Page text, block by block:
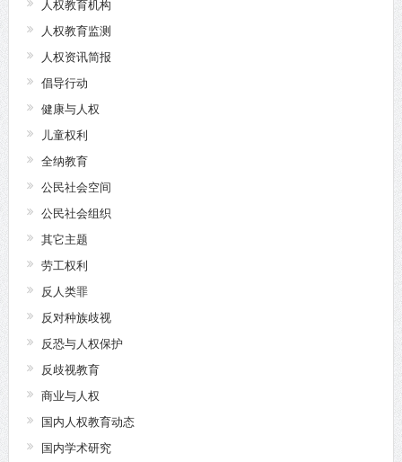
人权教育机构
人权教育监测
人权资讯简报
倡导行动
健康与人权
儿童权利
全纳教育
公民社会空间
公民社会组织
其它主题
劳工权利
反人类罪
反对种族歧视
反恐与人权保护
反歧视教育
商业与人权
国内人权教育动态
国内学术研究